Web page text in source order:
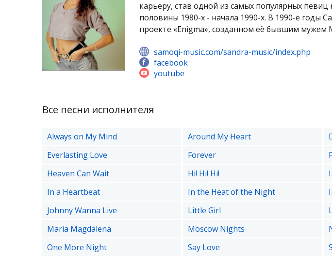
карьеру, став одной из самых популярных
половины 1980-х - начала 1990-х. В 1990-е годы
проекте «Enigma», созданном её бывшим мужем
samoqi-music.com/sandra-music/index.php
facebook
youtube
Все песни исполнителя
Always on My Mind Around My Heart
Everlasting Love
Forever
Heaven Can Wait
Hi! Hi! Hi!
In a Heartbeat
In the Heat of the Night
Johnny Wanna Live
Little Girl
Maria Magdalena
Moscow Nights
One More Night
Say Love